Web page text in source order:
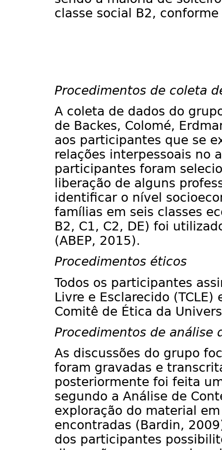
classe social B2,
Procedimentos de coleta
A coleta de dados do
de Backes, Colomé,
aos participantes que se
relações interpessoais no
participantes foram
liberação de alguns
identificar o nível
famílias em seis classes
B2, C1, C2, DE) foi
(ABEP, 2015).
Procedimentos éticos
Todos os participantes
Livre e Esclarecido
Comitê de Ética da
Procedimentos de análise
As discussões do grupo
foram gravadas e
posteriormente foi feita
segundo a Análise de
exploração do material
encontradas (Bardin,
dos participantes